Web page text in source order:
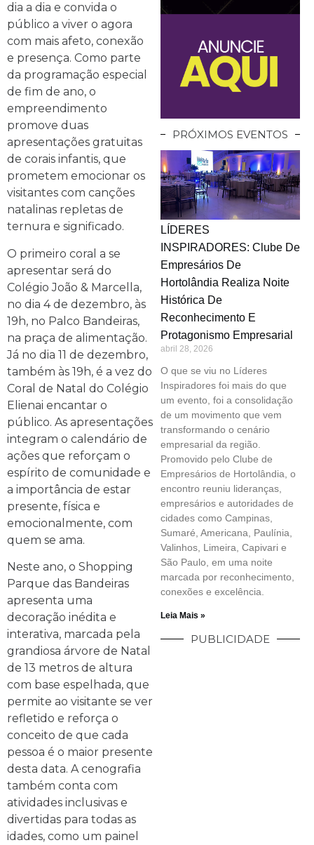
dia a dia e convida o
público a viver o agora
com mais afeto, conexão
e presença. Como parte
da programação especial
de fim de ano, o
empreendimento
promove duas
apresentações gratuitas
de corais infantis, que
prometem emocionar os
visitantes com canções
natalinas repletas de
ternura e significado.
O primeiro coral a se
apresentar será do
Colégio João & Marcella,
no dia 4 de dezembro, às
19h, no Palco Bandeiras,
na praça de alimentação.
Já no dia 11 de dezembro,
também às 19h, é a vez do
Coral de Natal do Colégio
Elienai encantar o
público. As apresentações
integram o calendário de
ações que reforçam o
espírito de comunidade e
a importância de estar
presente, física e
emocionalmente, com
quem se ama.
Neste ano, o Shopping
Parque das Bandeiras
apresenta uma
decoração inédita e
interativa, marcada pela
grandiosa árvore de Natal
de 13 metros de altura
com base espelhada, que
permite ao visitante se ver
refletido e reforça o
conceito de que cada
pessoa é o maior presente
desta data. A cenografia
também conta com
atividades inclusivas e
divertidas para todas as
idades, como um painel
PRÓXIMOS EVENTOS
LÍDERES
INSPIRADORES: Clube De
Empresários De
Hortolândia Realiza Noite
Histórica De
Reconhecimento E
Protagonismo Empresarial
abril 28, 2026
O que se viu no Líderes
Inspiradores foi mais do que
um evento, foi a consolidação
de um movimento que vem
transformando o cenário
empresarial da região.
Promovido pelo Clube de
Empresários de Hortolândia, o
encontro reuniu lideranças,
empresários e autoridades de
cidades como Campinas,
Sumaré, Americana, Paulínia,
Valinhos, Limeira, Capivari e
São Paulo, em uma noite
marcada por reconhecimento,
conexões e excelência.
Leia Mais »
PUBLICIDADE